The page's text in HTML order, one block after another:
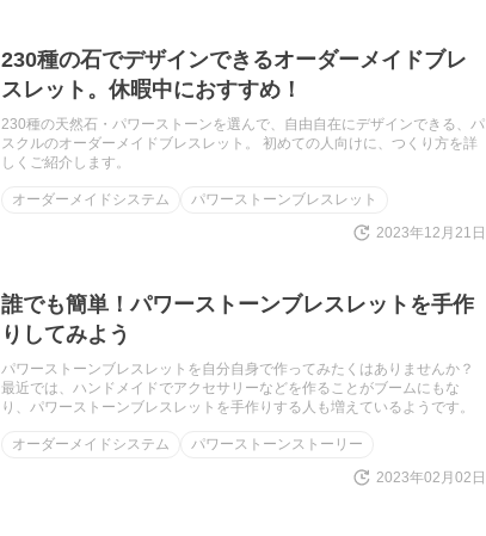
230種の石でデザインできるオーダーメイドブレ
スレット。休暇中におすすめ！
230種の天然石・パワーストーンを選んで、自由自在にデザインできる、パ
スクルのオーダーメイドブレスレット。 初めての人向けに、つくり方を詳
しくご紹介します。
オーダーメイドシステム
パワーストーンブレスレット
2023年12月21日
誰でも簡単！パワーストーンブレスレットを手作
りしてみよう
パワーストーンブレスレットを自分自身で作ってみたくはありませんか？
最近では、ハンドメイドでアクセサリーなどを作ることがブームにもな
り、パワーストーンブレスレットを手作りする人も増えているようです。
オーダーメイドシステム
パワーストーンストーリー
2023年02月02日